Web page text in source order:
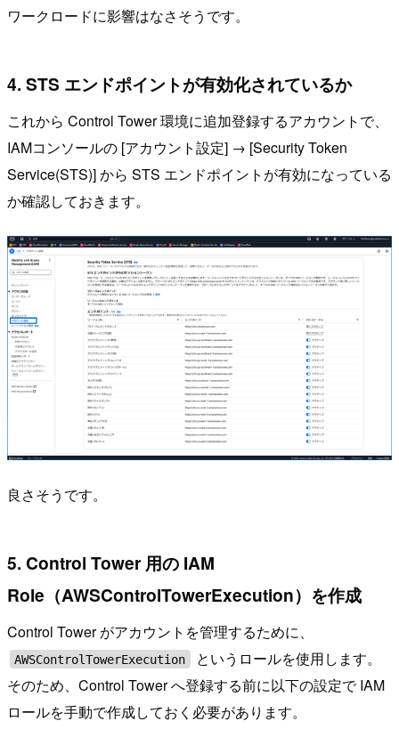
ワークロードに影響はなさそうです。
4. STS エンドポイントが有効化されているか
これから Control Tower 環境に追加登録するアカウントで、
IAMコンソールの [アカウント設定] → [Security Token
Service(STS)] から STS エンドポイントが有効になっている
か確認しておきます。
良さそうです。
5. Control Tower 用の IAM
Role（AWSControlTowerExecution）を作成
Control Tower がアカウントを管理するために、
AWSControlTowerExecution
というロールを使用します。
そのため、Control Tower へ登録する前に以下の設定で IAM
ロールを手動で作成しておく必要があります。